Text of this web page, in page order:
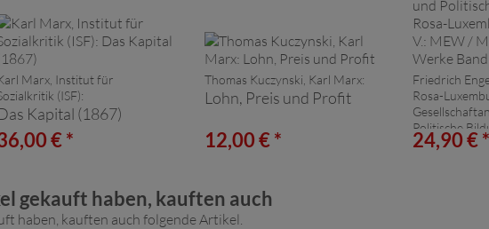
Marx, Institut für
(ISF):
Kapital (1867)
€ *
Thomas Kuczynski, Karl Marx:
Lohn, Preis und Profit
12,00 € *
Friedrich
Rosa-
Politische
Luxemburg-
24,90 € *
gekauft haben, kauften auch
haben, kauften auch folgende Artikel.